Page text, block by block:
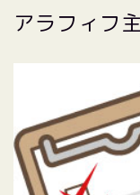
アラフィフ